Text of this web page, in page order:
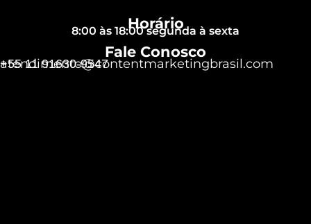
Horário
8:00 às 18:00 segunda à sexta
Fale Conosco
+55 11 91630-9547
atendimento@contentmarketingbrasil.com